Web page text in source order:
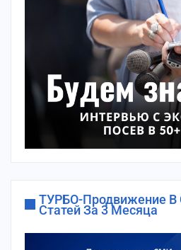
ТУРБО-Продвижение
Статей За 3 Месяца